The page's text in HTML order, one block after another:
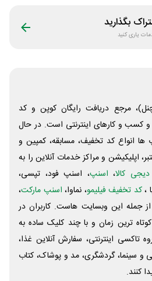
بگذارید
یاری کنید
مرجع دریافت رایگان کوپن و کد
و کسب و‌ کارهای اینترنتی است. در حال
انواع کد تخفیف، مسابقه، کمپین و
اپلیکیشن و مراکز خدمات آنلاین را به
دیجی کالا، اسنپ، اسنپ فود، تپسی،
،کد تخفیف فیلیمو، نماوا، اسنپ مارکت،
از جمله این وبسایت ‌هاست. کاربران در
ترین زمان و با چند کلیک ساده به
تاکسی اینترنتی، سفارش آنلاین غذا،
و سینما، گردشگری، مد و پوشاک، کتاب
کنند.